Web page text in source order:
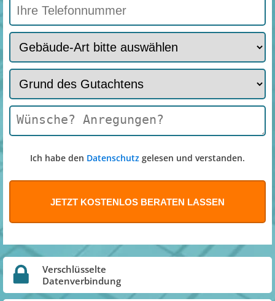
Ich habe den Datenschutz gelesen und verstanden.
Verschlüsselte
Datenverbindung